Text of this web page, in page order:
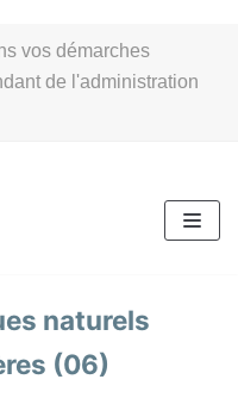
vos démarches
de l'administration
naturels
(06)